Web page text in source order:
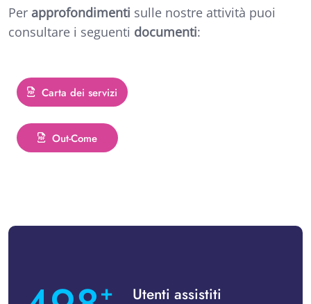
Per approfondimenti sulle nostre attività puoi
consultare i seguenti documenti:
Carta dei servizi
Out-Come
+ Utenti assistiti